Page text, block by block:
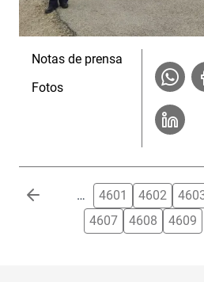
Notas de prensa
Fotos
Paginación … 4601 4602
4607
4608 4609